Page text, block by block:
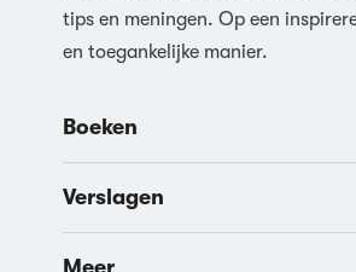
tips en meningen. Op een
en toegankelijke manier.
Boeken
Verslagen